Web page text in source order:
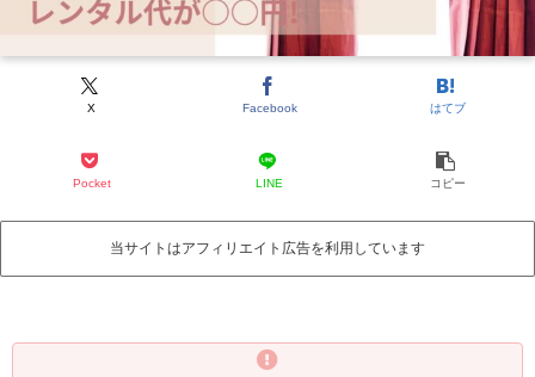
X Facebook はてブ
Pocket LINE コピー
当サイトはアフィリエイト広告を利用しています